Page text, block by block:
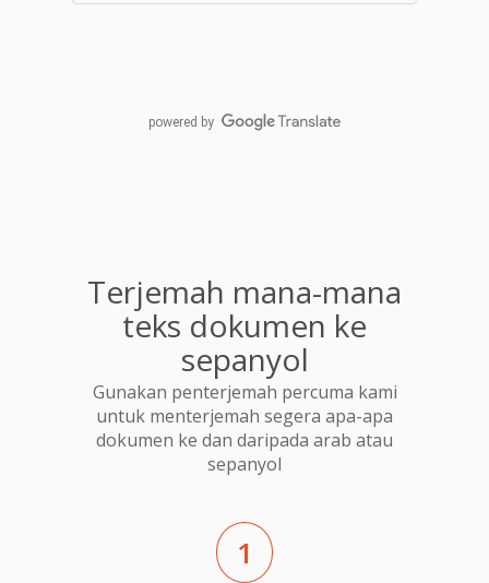
powered by
Terjemah mana-mana
teks dokumen ke
sepanyol
Gunakan penterjemah percuma kami
untuk menterjemah segera apa-apa
dokumen ke dan daripada arab atau
sepanyol
1